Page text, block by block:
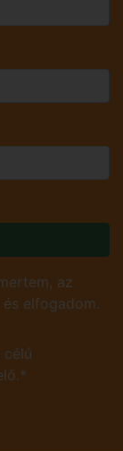
az
elfogadom.